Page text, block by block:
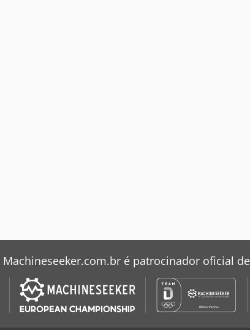
Machineseeker.com.br é patrocinador oficial